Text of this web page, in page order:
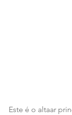
Este é o altaar